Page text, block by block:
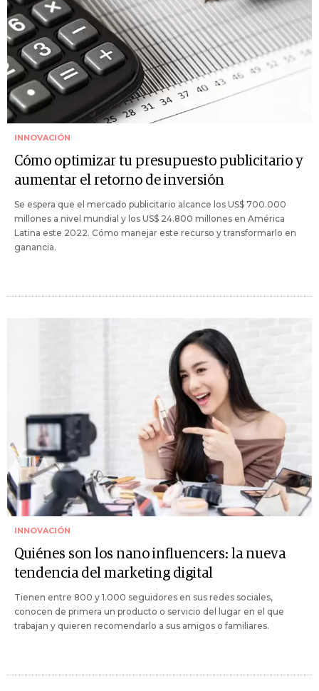
INNOVACIÓN
Cómo optimizar tu presupuesto publicitario y
aumentar el retorno de inversión
Se espera que el mercado publicitario alcance los US$ 700.000
millones a nivel mundial y los US$ 24.800 millones en América
Latina este 2022. Cómo manejar este recurso y transformarlo en
ganancia.
INNOVACIÓN
Quiénes son los nano influencers: la nueva
tendencia del marketing digital
Tienen entre 800 y 1.000 seguidores en sus redes sociales,
conocen de primera un producto o servicio del lugar en el que
trabajan y quieren recomendarlo a sus amigos o familiares.